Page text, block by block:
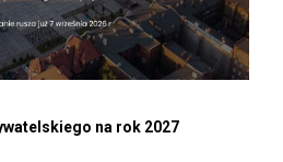
na rok 2027